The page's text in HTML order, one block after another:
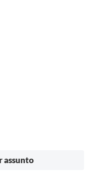
assunto